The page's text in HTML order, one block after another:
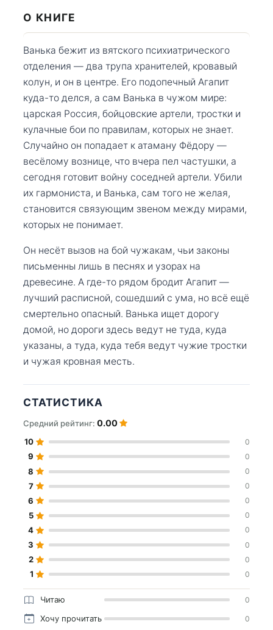
О КНИГЕ
Ванька бежит из вятского психиатрического
отделения — два трупа хранителей, кровавый
колун, и он в центре. Его подопечный Агапит
куда-то делся, а сам Ванька в чужом мире:
царская Россия, бойцовские артели, тростки и
кулачные бои по правилам, которых не знает.
Случайно он попадает к атаману Фёдору —
весёлому вознице, что вчера пел частушки, а
сегодня готовит войну соседней артели. Убили
их гармониста, и Ванька, сам того не желая,
становится связующим звеном между мирами,
которых не понимает.
Он несёт вызов на бой чужакам, чьи законы
письменны лишь в песнях и узорах на
древесине. А где-то рядом бродит Агапит —
лучший расписной, сошедший с ума, но всё ещё
смертельно опасный. Ванька ищет дорогу
домой, но дороги здесь ведут не туда, куда
указаны, а туда, куда тебя ведут чужие тростки
и чужая кровная месть.
СТАТИСТИКА
Средний рейтинг: 0.00
10 0
9 0
8 0
7 0
6 0
5 0
4 0
3 0
2 0
1 0
Читаю 0
Хочу прочитать 0